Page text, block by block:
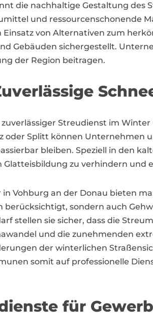
die nachhaltige Gestaltung
und ressourcenschonende
von Alternativen zum
Gebäuden sichergestellt.
der Region beitragen.
Streudienst im
oder Splitt können Unternehmen
bleiben. Speziell in den
zu verhindern und
in Vohburg an der Donau bieten
sondern auch
stellen sie sicher, dass die
und die zunehmenden
der winterlichen
somit auf professionelle
für